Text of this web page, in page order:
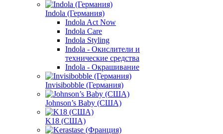
Indola (Германия)
Indola Act Now
Indola Care
Indola Styling
Indola - Окислители и
технические средства
Indola - Окрашивание
Invisibobble (Германия)
Johnson’s Baby (США)
K18 (США)